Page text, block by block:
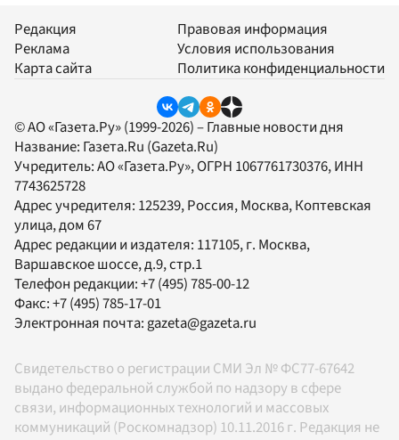
Редакция
Реклама
Карта сайта
Правовая информация
Условия использования
Политика конфиденциальности
© АО «Газета.Ру» (1999-2026) – Главные новости дня
Название: Газета.Ru (Gazeta.Ru)
Учредитель:АО «Газета.Ру», ОГРН 1067761730376, ИНН
7743625728
Адрес учредителя: 125239, Россия, Москва, Коптевская
улица, дом 67
Адрес редакции и издателя: 117105, г. Москва,
Варшавское шоссе, д.9, стр.1
Телефон редакции:+7 (495) 785-00-12
Факс:+7 (495) 785-17-01
Электронная почта:gazeta@gazeta.ru
Свидетельство о регистрации СМИ Эл № ФС77-67642
выдано федеральной службой по надзору в сфере
связи, информационных технологий и массовых
коммуникаций (Роскомнадзор) 10.11.2016 г. Редакция не